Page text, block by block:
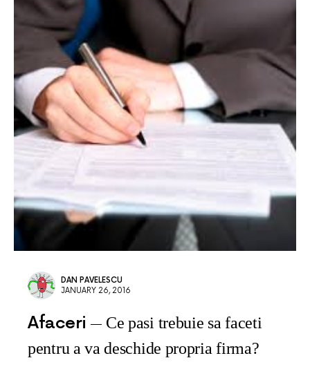
DAN PAVELESCU
JANUARY 26, 2016
Afaceri
Ce pasi trebuie sa faceti
pentru a va deschide propria firma?